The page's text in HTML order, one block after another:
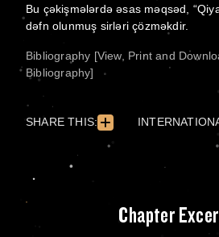
Bu çəkişmələrdə əsas məqsəd,
dəfn olunmuş sirləri çözməkdir.
Bibliography [View, Print and
Bibliography]
SHARE THIS:
Chapter